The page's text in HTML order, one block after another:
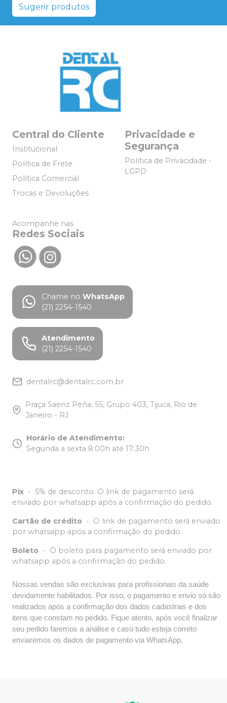
Sugerir produtos
Central do Cliente
Institucional
Política de Frete
Política Comercial
Trocas e Devoluções
Privacidade e
Segurança
Política de Privacidade -
LGPD
Acompanhe nas
Redes Sociais
Chame no WhatsApp
(21) 2254-1540
Atendimento
(21) 2254-1540
dentalrc@dentalrc.com.br
Praça Saenz Peña, 55, Grupo 403, Tijuca, Rio de
Janeiro - RJ
Horário de Atendimento:
Segunda a sexta 8:00h até 17:30h
Pix - 5% de desconto. O link de pagamento será
enviado por whatsapp após a confirmação do pedido.
Cartão de crédito - O link de pagamento será enviado
por whatsapp após a confirmação do pedido.
Boleto - O boleto para pagamento será enviado por
whatsapp após a confirmação do pedido.
Nossas vendas são exclusivas para profissionais da saúde
devidamente habilitados. Por isso, o pagamento e envio só são
realizados após a confirmação dos dados cadastrais e dos
itens que constam no pedido. Fique atento, após você finalizar
seu pedido faremos a análise e caso tudo esteja correto
enviaremos os dados de pagamento via WhatsApp.